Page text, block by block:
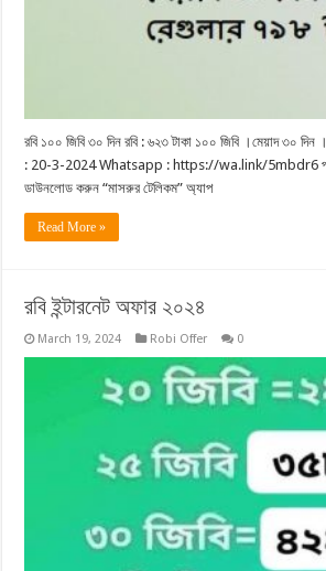
রবি ১০০ জিবি ৩০ দিন রবি : ৬২৩ টাকা ১০০ জিবি ।মেয়াদ ৩০
: 20-3-2024 Whatsapp : https://wa.link/5mbdr6
ডাউনলোড করুন “মাসরুর টেলিকম” অ্যাপ
Read More »
রবি ইন্টারনেট অফার ২০২৪
March 19, 2024 Robi Offer 0